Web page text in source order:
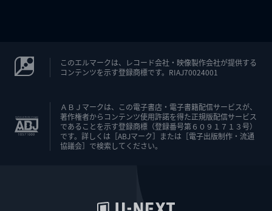
このエルマークは、レコード会社・映像製作会社が提供する
コンテンツを示す登録商標です。RIAJ70024001
ＡＢＪマークは、この電子書店・電子書籍配信サービスが、
著作権者からコンテンツ使用許諾を得た正規版配信サービス
であることを示す登録商標（登録番号第６０９１７１３号）
です。詳しくは［ABJマーク］または［電子出版制作・流通
協議会］で検索してください。